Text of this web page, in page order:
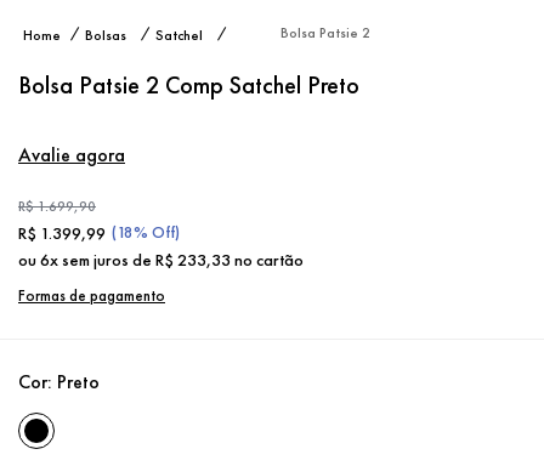
Bolsas Satchel
Bolsa Patsie 2
Bolsa Patsie 2 Comp Satchel Preto
Avalie agora
R$1.699,90
R$ 1.399,99 (18% Off)
ou6x sem juros de R$ 233,33 no cartão
Formas de pagamento
Cor: Preto